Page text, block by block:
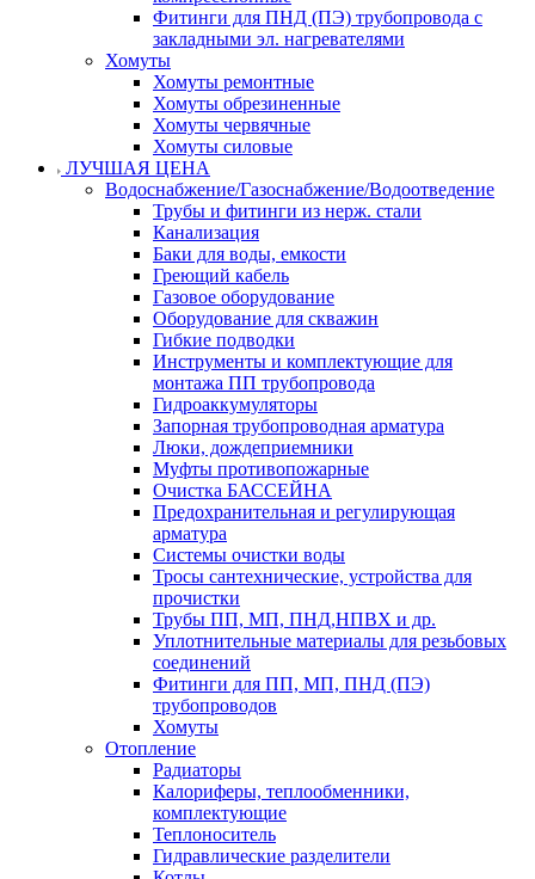
Фитинги для ПНД (ПЭ) трубопровода с
закладными эл. нагревателями
Хомуты
Хомуты ремонтные
Хомуты обрезиненные
Хомуты червячные
Хомуты силовые
ЛУЧШАЯ ЦЕНА
Водоснабжение/Газоснабжение/Водоотведение
Трубы и фитинги из нерж. стали
Канализация
Баки для воды, емкости
Греющий кабель
Газовое оборудование
Оборудование для скважин
Гибкие подводки
Инструменты и комплектующие для
монтажа ПП трубопровода
Гидроаккумуляторы
Запорная трубопроводная арматура
Люки, дождеприемники
Муфты противопожарные
Очистка БАССЕЙНА
Предохранительная и регулирующая
арматура
Системы очистки воды
Тросы сантехнические, устройства для
прочистки
Трубы ПП, МП, ПНД,НПВХ и др.
Уплотнительные материалы для резьбовых
соединений
Фитинги для ПП, МП, ПНД (ПЭ)
трубопроводов
Хомуты
Отопление
Радиаторы
Калориферы, теплообменники,
комплектующие
Теплоноситель
Гидравлические разделители